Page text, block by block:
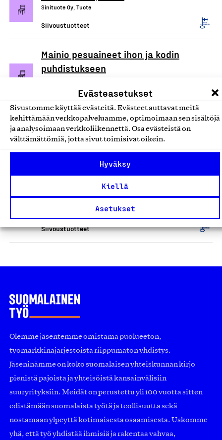
Evästeasetukset
Sivustomme käyttää evästeitä. Evästeet auttavat meitä
kehittämään verkkopalveluamme, optimoimaan sen sisältöjä
ja analysoimaan verkkoliikennettä. Osa evästeistä on
välttämättömiä, jotta sivut toimisivat oikein.
Hyväksy
Kiellä
Asetukset
Sinituote Oy, Tuote
Siivoustuotteet
Mainio pesuaineet ihon ja kodin
puhdistukseen
Siivoustuotteet
Ecotex/Devteks kuituliinat
Tekslund Oy, Tuote
Arkivé Care -tahrasaippua
(santelipuu)
Arkivé Academy Oy, Tuote
Siivoustuotteet
Olemme jäsentemme omistama puolueeton,
työmarkkinajärjestöistä riippumaton yhdistys.
Jäseninämme on koko suomalaisen yhteiskunnan kirjo
pienistä pajoista ja yhteisöistä kansainvälisiin
suuryrityksiin. Meidät on perustettu yli 100 vuotta sitten
edistämään suomalaista työtä ja teollisuutta sekä
nostamaan ylpeyttä kotimaisesta osaamisesta. Uskomme
yhä, että työ yhdistää ihmisiä ja rakentaa vahvaa,